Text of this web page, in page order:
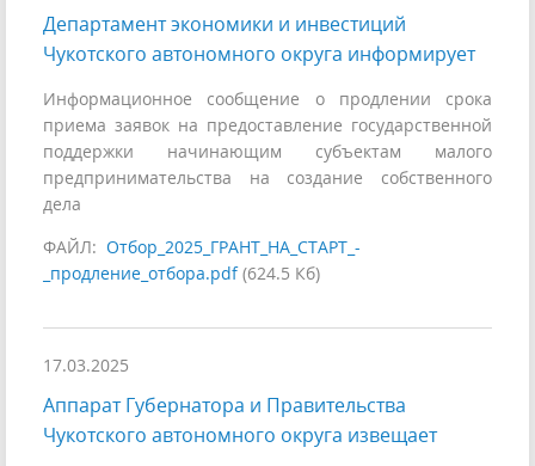
Департамент экономики и инвестиций
Чукотского автономного округа информирует
Информационное сообщение о продлении срока
приема заявок на предоставление государственной
поддержки начинающим субъектам малого
предпринимательства на создание собственного
дела
ФАЙЛ: Отбор_2025_ГРАНТ_НА_СТАРТ_-
_продление_отбора.pdf(624.5 Кб)
17.03.2025
Аппарат Губернатора и Правительства
Чукотского автономного округа извещает